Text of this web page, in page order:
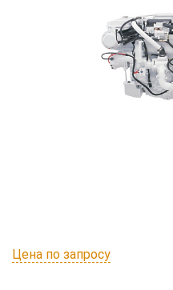
Цена по запросу